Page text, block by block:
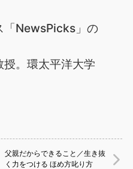
「NewsPicks」の
。環太平洋大学
父親だからできること／生き抜
く力をつける ほめ方叱り方